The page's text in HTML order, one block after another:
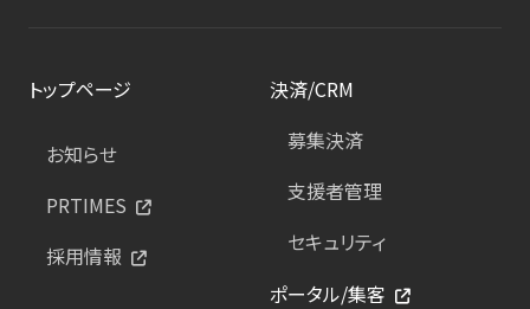
トップページ
お知らせ
PRTIMES
採用情報
決済/CRM
募集決済
支援者管理
セキュリティ
ポータル/集客